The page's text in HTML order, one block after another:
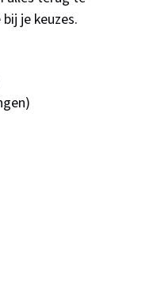
je keuzes.